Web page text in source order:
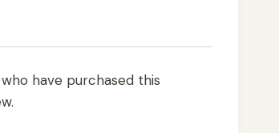
have purchased this